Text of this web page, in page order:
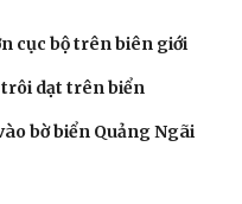
sống
cục bộ trên biên giới
trôi dạt trên biển
bờ biển Quảng Ngãi